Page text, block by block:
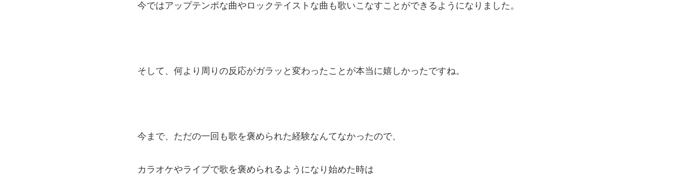
今ではアップテンポな曲やロックテイストな曲も歌いこなすことができるようになりました。
そして、何より周りの反応がガラッと変わったことが本当に嬉しかったですね。
今まで、ただの一回も歌を褒められた経験なんてなかったので、
カラオケやライブで歌を褒められるようになり始めた時は